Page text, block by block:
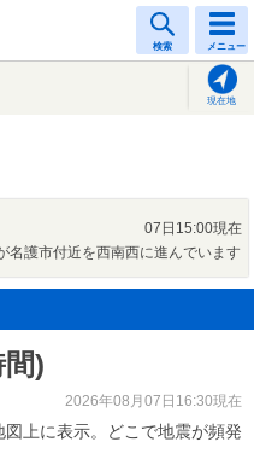
検索 メニュー
現在地
07日15:00現在
名護市付近を西南西に進んでいます
)
2026年08月07日16:30現在
上に表示。どこで地震が頻発